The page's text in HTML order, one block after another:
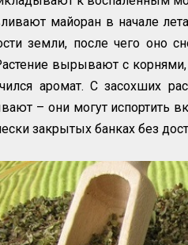
майоран в начале
земли, после чего оно
вырывают с
аромат. С засохших
– они могут испортить
закрытых банках без